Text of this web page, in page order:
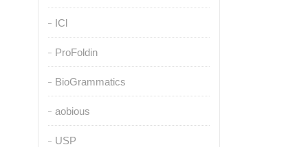
ICl
ProFoldin
BioGrammatics
aobious
USP